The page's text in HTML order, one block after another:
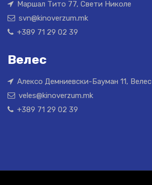
Маршал Тито 77, Свети Николе
svn@kinoverzum.mk
+389 71 29 02 39
Велес
Алексо Демниевски-Бауман 11, Велес
veles@kinoverzum.mk
+389 71 29 02 39